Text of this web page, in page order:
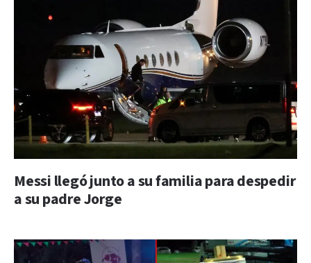
Messi llegó junto a su familia para despedir
a su padre Jorge